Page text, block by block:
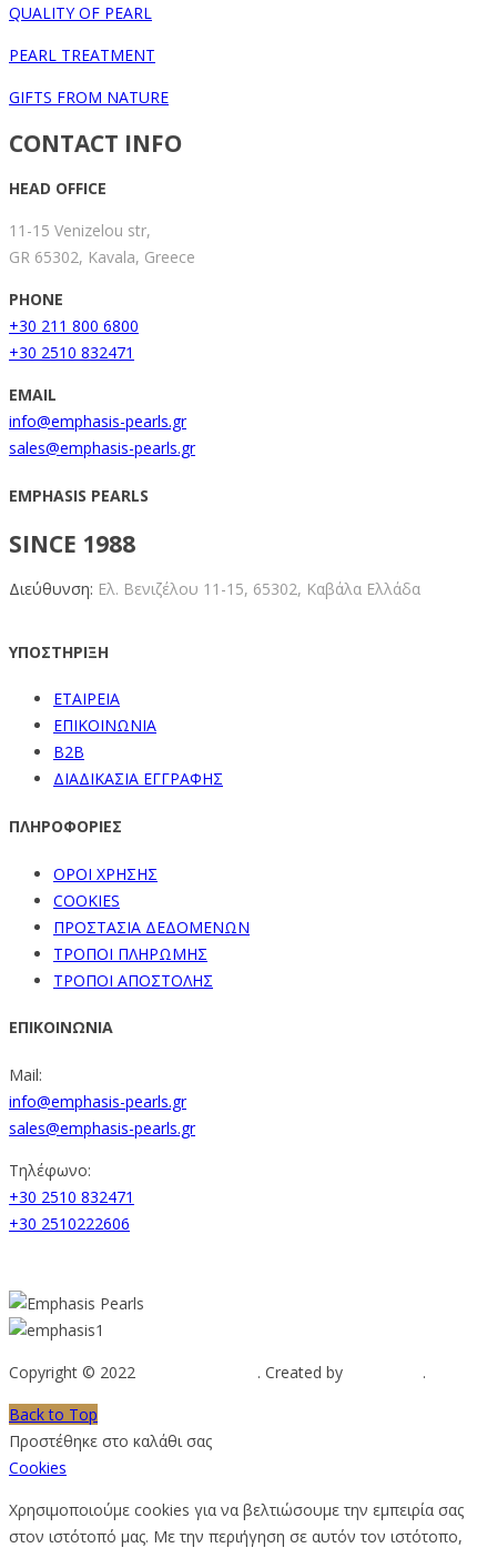
QUALITY OF PEARL
PEARL TREATMENT
GIFTS FROM NATURE
CONTACT INFO
HEAD OFFICE
11-15 Venizelou str,
GR 65302, Kavala, Greece
PHONE
+30 211 800 6800
+30 2510 832471
EMAIL
info@emphasis-pearls.gr
sales@emphasis-pearls.gr
EMPHASIS PEARLS
SINCE 1988
Διεύθυνση: Ελ. Βενιζέλου 11-15, 65302, Καβάλα Ελλάδα
ΥΠΟΣΤΗΡΙΞΗ
ΕΤΑΙΡΕΙΑ
ΕΠΙΚΟΙΝΩΝΙΑ
B2B
ΔΙΑΔΙΚΑΣΙΑ ΕΓΓΡΑΦΗΣ
ΠΛΗΡΟΦΟΡΙΕΣ
ΟΡΟΙ ΧΡΗΣΗΣ
COOKIES
ΠΡΟΣΤΑΣΙΑ ΔΕΔΟΜΕΝΩΝ
ΤΡΟΠΟΙ ΠΛΗΡΩΜΗΣ
ΤΡΟΠΟΙ ΑΠΟΣΤΟΛΗΣ
ΕΠΙΚΟΙΝΩΝΙΑ
Mail:
info@emphasis-pearls.gr
sales@emphasis-pearls.gr
Τηλέφωνο:
+30 2510 832471
+30 2510222606
Copyright © 2022 . Created by
.
Back to Top
Προστέθηκε στο καλάθι σας
Cookies
Χρησιμοποιούμε cookies για να βελτιώσουμε την εμπειρία σας
στον ιστότοπό μας. Με την περιήγηση σε αυτόν τον ιστότοπο,